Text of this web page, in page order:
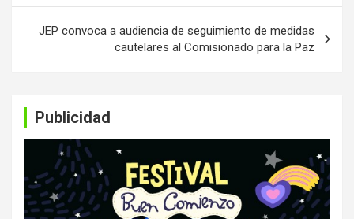
JEP convoca a audiencia de seguimiento de medidas
cautelares al Comisionado para la Paz
Publicidad